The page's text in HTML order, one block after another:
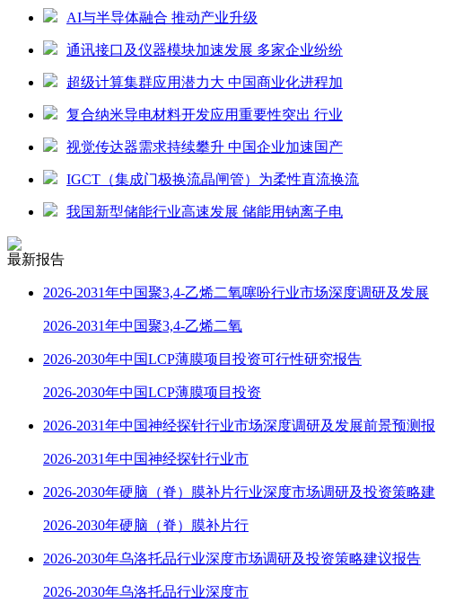
AI与半导体融合 推动产业升级
通讯接口及仪器模块加速发展 多家企业纷纷
超级计算集群应用潜力大 中国商业化进程加
复合纳米导电材料开发应用重要性突出 行业
视觉传达器需求持续攀升 中国企业加速国产
IGCT（集成门极换流晶闸管）为柔性直流换流
我国新型储能行业高速发展 储能用钠离子电
最新报告
2026-2031年中国聚3,4-乙烯二氧噻吩行业市场深度调研及发展
2026-2031年中国聚3,4-乙烯二氧
2026-2030年中国LCP薄膜项目投资可行性研究报告
2026-2030年中国LCP薄膜项目投资
2026-2031年中国神经探针行业市场深度调研及发展前景预测报
2026-2031年中国神经探针行业市
2026-2030年硬脑（脊）膜补片行业深度市场调研及投资策略建
2026-2030年硬脑（脊）膜补片行
2026-2030年乌洛托品行业深度市场调研及投资策略建议报告
2026-2030年乌洛托品行业深度市